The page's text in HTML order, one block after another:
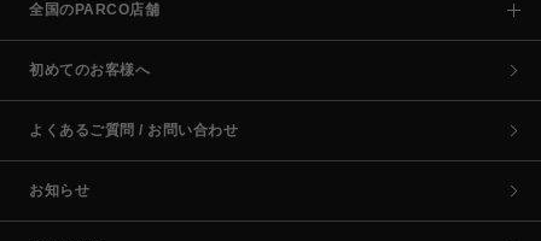
全国のPARCO店舗
初めてのお客様へ
よくあるご質問 / お問い合わせ
お知らせ